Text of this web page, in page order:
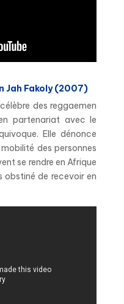
Jah Fakoly (2007)
des reggaemen
partenariat avec le
Elle dénonce
des personnes
se rendre en Afrique
obstiné de recevoir en